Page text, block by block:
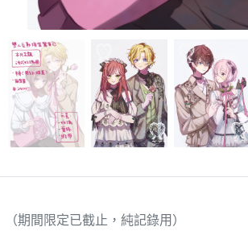
（期間限定已截止，純記錄用）